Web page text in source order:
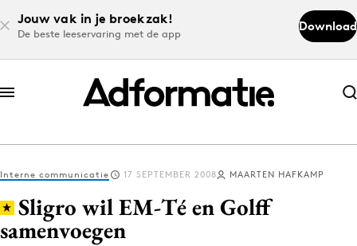
Jouw vak in je broekzak!
De beste leeservaring met de app
Download
Abonneer nu
Abonneer nu
Log in
Interne communicatie 17 SEPTEMBER 2008 MAARTEN HAFKAMP
Sligro wil EM-Té en Golff
samenvoegen